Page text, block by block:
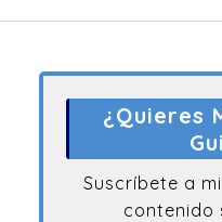
¿Quieres
Suscríbete a
contenido